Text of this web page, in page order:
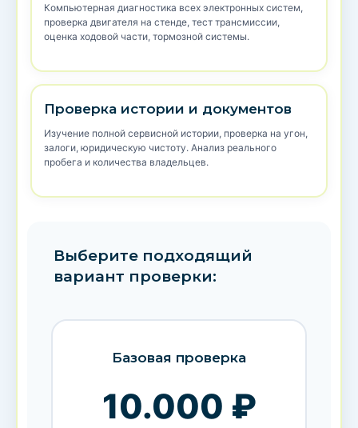
Компьютерная диагностика всех электронных систем,
проверка двигателя на стенде, тест трансмиссии,
оценка ходовой части, тормозной системы.
Проверка истории и документов
Изучение полной сервисной истории, проверка на угон,
залоги, юридическую чистоту. Анализ реального
пробега и количества владельцев.
Выберите подходящий
вариант проверки:
Базовая проверка
10.000 ₽